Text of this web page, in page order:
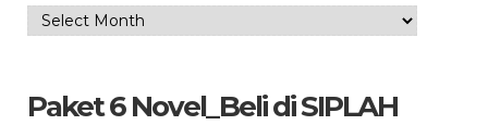
Arsip
Paket 6 Novel_Beli di SIPLAH